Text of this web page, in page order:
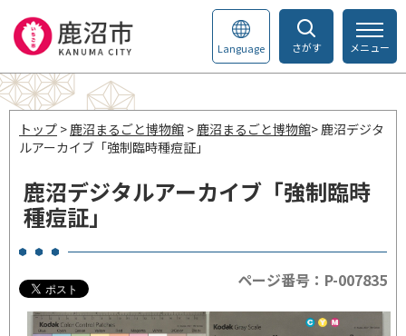
さがす
Language メニュー
トップ >鹿沼まるごと博物館 >鹿沼まるごと博物館> 鹿沼デジタ
ルアーカイブ「強制臨時種痘証」
鹿沼デジタルアーカイブ「強制臨時
種痘証」
ページ番号：P-007835